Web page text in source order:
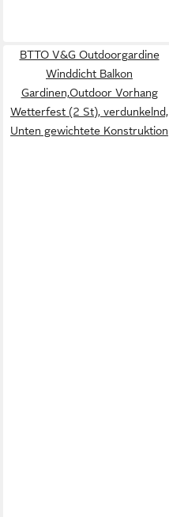
BTTO V&G Outdoorgardine
Winddicht Balkon
Gardinen,Outdoor Vorhang
Wetterfest (2 St), verdunkelnd,
Unten gewichtete Konstruktion